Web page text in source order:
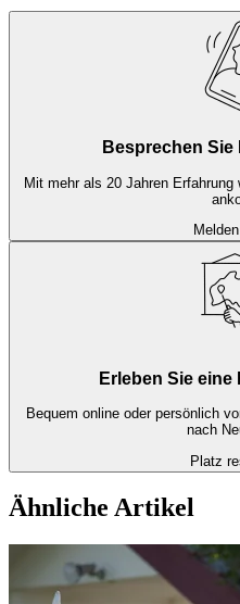
Besprechen Sie
Mit mehr als 20 Jahren
Erleben Sie
Bequem online oder persönlich
nach
Platz
Ähnliche Artikel